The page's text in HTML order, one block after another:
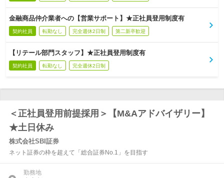
金融商品仲介業者への【営業サポート】★正社員登用制度有
契約社員 転勤なし 完全週休2日制 第二新卒歓迎
【リテール部門スタッフ】★正社員登用制度有
契約社員 転勤なし 完全週休2日制
＜正社員登用前提採用＞【M&Aアドバイザリー】
★土日休み
株式会社SBI証券
ネット証券の枠を超えて「総合証券No.1」を目指す
勤務地